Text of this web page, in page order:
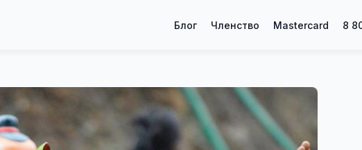
Блог Членство Mastercard 8